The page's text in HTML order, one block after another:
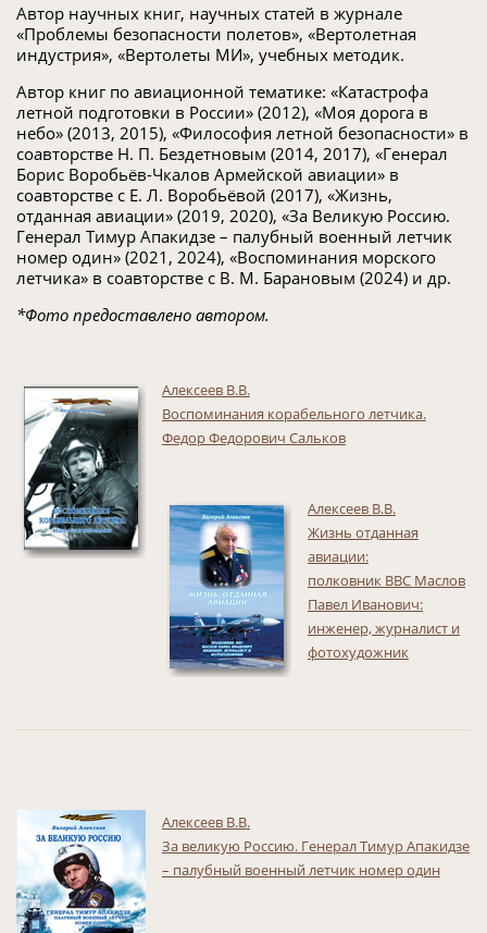
Автор научных книг, научных статей в журнале
«Проблемы безопасности полетов», «Вертолетная
индустрия», «Вертолеты МИ», учебных методик.
Автор книг по авиационной тематике: «Катастрофа
летной подготовки в России» (2012), «Моя дорога в
небо» (2013, 2015), «Философия летной безопасности» в
соавторстве Н. П. Бездетновым (2014, 2017), «Генерал
Борис Воробьёв-Чкалов Армейской авиации» в
соавторстве с Е. Л. Воробьёвой (2017), «Жизнь,
отданная авиации» (2019, 2020), «За Великую Россию.
Генерал Тимур Апакидзе – палубный военный летчик
номер один» (2021, 2024), «Воспоминания морского
летчика» в соавторстве с В. М. Барановым (2024) и др.
*Фото предоставлено автором.
Алексеев В.В.
Воспоминания корабельного летчика.
Федор Федорович Сальков
Алексеев В.В.
Жизнь отданная
авиации:
полковник ВВС Маслов
Павел Иванович:
инженер, журналист и
фотохудожник
Алексеев В.В.
За великую Россию. Генерал Тимур Апакидзе
– палубный военный летчик номер один